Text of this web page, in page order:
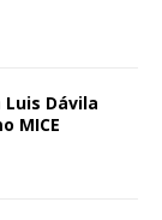
Dávila
MICE